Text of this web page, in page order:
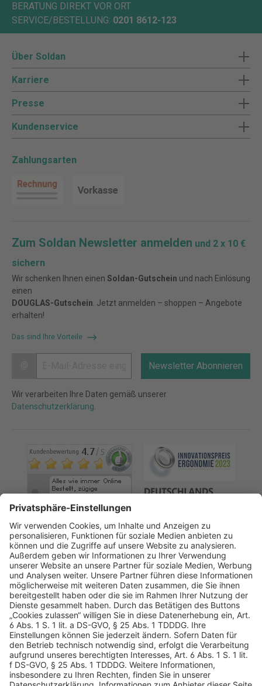
BERATUNG DIREKT VOR ORT
SERVICE/BESTELLUNG: 0201 8612-123
Über Soldan
Karriere
Presse
Kundenservice
Zahlungsarten
Zum Soldan Newsletter anmelden und 2 x 10 €
sichern
Wir schenken Ihnen einen Soldan-Gutschein und nach Einlösung
einen
DOUGLAS-Gutschein . Jetzt anmelden – shoppen – Angebote
erhalten!
Das sind Ihre Vorteile
Newsletter Abonnieren
Wir verarbeiten Ihre Daten gemäß unserer
Datenschutzerklärung
AGB Datenschutz
Impressum
Sicherheitshinweis
Compliance